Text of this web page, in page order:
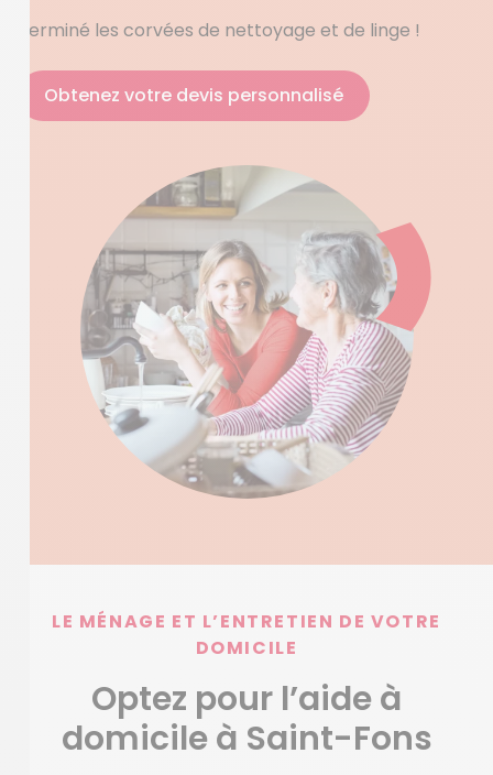
Terminé les corvées de nettoyage et de linge !
Obtenez votre devis personnalisé
LE MÉNAGE ET L’ENTRETIEN DE VOTRE
DOMICILE
Optez pour l’aide à
domicile à Saint-Fons